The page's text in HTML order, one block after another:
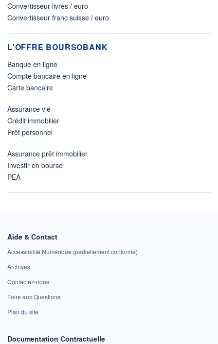
Convertisseur livres / euro
Convertisseur franc suisse / euro
L'OFFRE BOURSOBANK
Banque en ligne
Compte bancaire en ligne
Carte bancaire
Assurance vie
Crédit immobilier
Prêt personnel
Assurance prêt immobilier
Investir en bourse
PEA
Aide & Contact
Accessibilité Numérique (partiellement conforme)
Archives
Contactez-nous
Foire aux Questions
Plan du site
Documentation Contractuelle